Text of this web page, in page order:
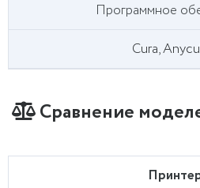
Программное
Cura,
Сравнение